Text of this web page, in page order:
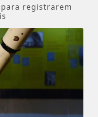
registrarem